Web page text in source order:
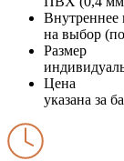
Внутреннее
на выбор
Размер
Цена
указана за